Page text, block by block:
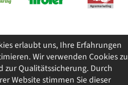
erlaubt uns, Ihre Erfahrungen
Wir verwenden Cookies zu
zur Qualitätssicherung. Durch
Website stimmen Sie dieser
Next
Landjugend